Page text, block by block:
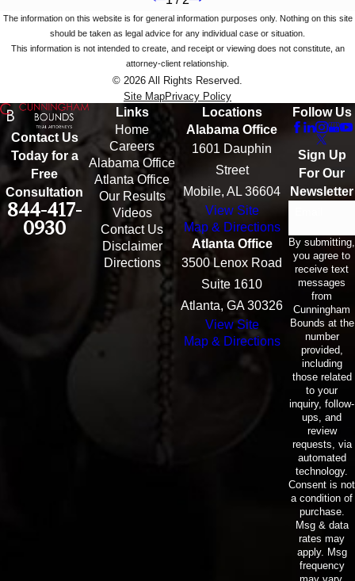
The information on this website is for general information purposes only. Nothing on this site
should be taken as legal advice for any individual case or situation.
This information is not intended to create, and receipt or viewing does not constitute, an
attorney-client relationship.
© 2026 All Rights Reserved.
Site MapPrivacy Policy
Contact Us
Today for a
Free
Consultation
844-417-
0930
Links
Home
Careers
Alabama Office
Atlanta Office
Our Results
Videos
Contact Us
Disclaimer
Directions
Locations
Alabama Office
1601 Dauphin
Street
Mobile, AL 36604
View Site
Map & Directions
Atlanta Office
3500 Lenox Road
Suite 1610
Atlanta, GA 30326
View Site
Map & Directions
Follow Us
Sign Up
For Our
Newsletter
By submitting,
you agree to
receive text
messages
from
Cunningham
Bounds at the
number
provided,
including
those related
to your
inquiry, follow-
ups, and
review
requests, via
automated
technology.
Consent is not
a condition of
purchase.
Msg & data
rates may
apply. Msg
frequency